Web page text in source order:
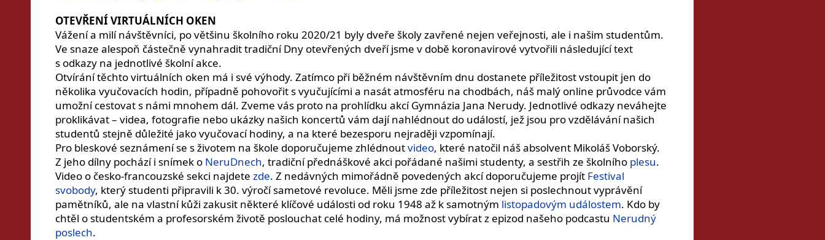
OTEVŘENÍ VIRTUÁLNÍCH OKEN
Vážení a milí návštěvníci, po většinu školního roku 2020/21 byly dveře školy zavřené nejen veřejnosti, ale i našim studentům.
Ve snaze alespoň částečně vynahradit tradiční Dny otevřených dveří jsme v době koronavirové vytvořili následující text
s odkazy na jednotlivé školní akce.
Otvírání těchto virtuálních oken má i své výhody. Zatímco při běžném návštěvním dnu dostanete příležitost vstoupit jen do
několika vyučovacích hodin, případně pohovořit s vyučujícími a nasát atmosféru na chodbách, náš malý online průvodce vám
umožní cestovat s námi mnohem dál. Zveme vás proto na prohlídku akcí Gymnázia Jana Nerudy. Jednotlivé odkazy neváhejte
proklikávat – videa, fotografie nebo ukázky našich koncertů vám dají nahlédnout do událostí, jež jsou pro vzdělávání našich
studentů stejně důležité jako vyučovací hodiny, a na které bezesporu nejraději vzpomínají.
Pro bleskové seznámení se s životem na škole doporučujeme zhlédnoutvideo, které natočil náš absolvent Mikoláš Voborský.
Z jeho dílny pochází i snímek o NeruDnech, tradiční přednáškové akci pořádané našimi studenty, a sestřih ze školního plesu.
Video o česko-francouzské sekci najdete zde. Z nedávných mimořádně povedených akcí doporučujeme projít Festival
svobody, který studenti připravili k 30. výročí sametové revoluce. Měli jsme zde příležitost nejen si poslechnout vyprávění
pamětníků, ale na vlastní kůži zakusit některé klíčové události od roku 1948 až k samotným listopadovým událostem. Kdo by
chtěl o studentském a profesorském životě poslouchat celé hodiny, má možnost vybírat z epizod našeho podcastu Nerudný
poslech.